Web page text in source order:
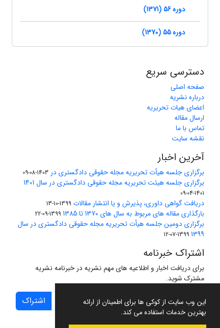
این وب سایت از کوکی ها برای اطمینان از ارائه
بهترین خدمات استفاده می کند.
دوره 56 (1371)
دوره 55 (1370)
دسترسی سریع
صفحه اصلی
درباره نشریه
اعضای هیات تحریریه
ارسال مقاله
تماس با ما
نقشه سایت
آخرین اخبار
برگزاری جلسه هیأت تحریریه مجله حقوقی دادگستری در 1403-08-09
برگزاری جلسه هیئت تحریریه مجله حقوقی دادگستری در سال 1401
1401-04-09
دریافت گواهی داوری، پذیرش و یا انتشار مقالات 1399-10-13
بارگذاری مقاله های مربوط به سال های 1370 تا 1385 1399-09-22
برگزاری دومین جلسه هیأت تحریریه مجله حقوقی دادگستری در سال
1399
1399-07-12
اشتراک خبرنامه
برای دریافت اخبار و اطلاعیه های مهم نشریه در خبرنامه نشریه
مشترک شوید.
اشتراک